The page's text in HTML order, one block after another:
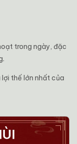
trong ngày, đặc
thế lớn nhất của